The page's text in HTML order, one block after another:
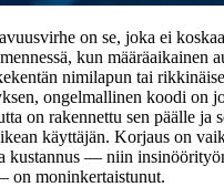
on se, joka ei
kun määräaikainen
nimilapun tai
ongelmallinen koodi on
on rakennettu sen päälle ja
käyttäjän. Korjaus on
kustannus — niin
on moninkertaistunut.